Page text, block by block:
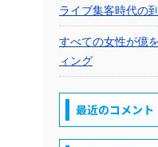
ライブ集客時代の
すべての女性が億
ィング
最近のコメント